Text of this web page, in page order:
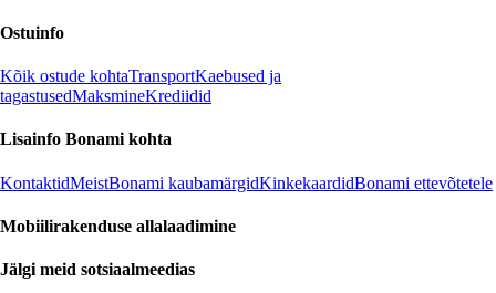
Ostuinfo
Kõik ostude kohtaTransportKaebused ja
tagastusedMaksmineKrediidid
Lisainfo Bonami kohta
KontaktidMeistBonami kaubamärgidKinkekaardidBonami ettevõtetele
Mobiilirakenduse allalaadimine
Jälgi meid sotsiaalmeedias